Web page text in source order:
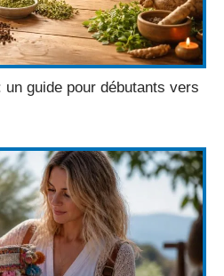
un guide pour débutants vers